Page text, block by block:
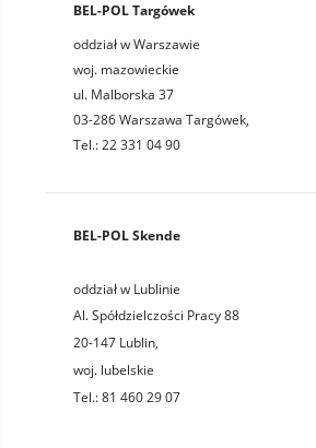
BEL-POL Targówek
oddział w Warszawie
woj. mazowieckie
ul. Malborska 37
03-286 Warszawa Targówek,
Tel.: 22 331 04 90
BEL-POL Skende
oddział w Lublinie
Al. Spółdzielczości Pracy 88
20-147 Lublin,
woj. lubelskie
Tel.:81 460 29 07